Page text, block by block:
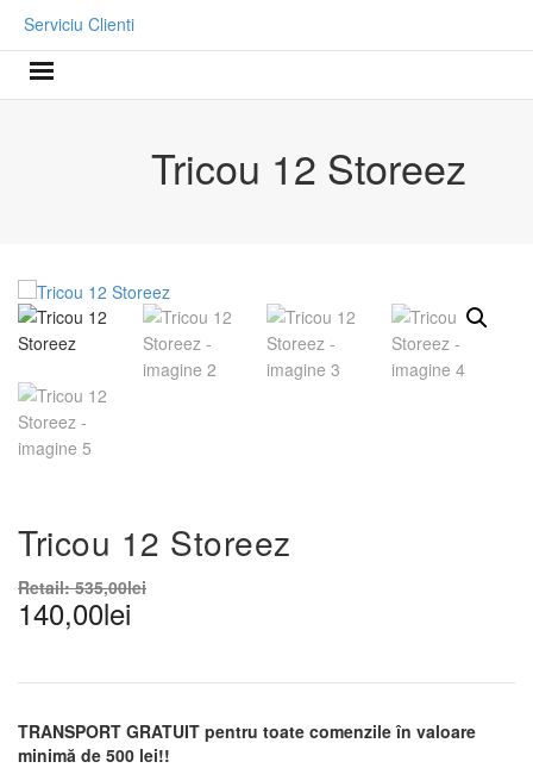
Serviciu Clienti
Tricou 12 Storeez
Tricou 12 Storeez
Retail:535,00lei
140,00lei
TRANSPORT GRATUIT pentru toate comenzile în valoare
minimă de 500 lei!!